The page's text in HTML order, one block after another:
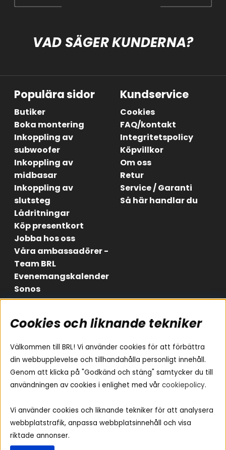
VAD SÄGER KUNDERNA?
Populära sidor
Butiker
Boka montering
Inkoppling av
subwoofer
Inkoppling av
midbasar
Inkoppling av
slutsteg
Lådritningar
Köp presentkort
Jobba hos oss
Våra ambassadörer -
Team BRL
Evenemangskalender
Sonos
Kundservice
Cookies
FAQ/kontakt
Integritetspolicy
Köpvillkor
Om oss
Retur
Service / Garanti
Så här handlar du
Områden
Billjud
Hemmaljud
Medarbetare
Vad passar i min bil
Yamaha Musiccast
Ljud till A-traktorn
Ljud till båten
Ljud till lastbil
Ljus till A-traktorn
Följ oss
Instagram
Facebook
Youtube
Cookies och liknande tekniker
Välkommen till BRL! Vi använder cookies för att förbättra
din webbupplevelse och tillhandahålla personligt innehåll.
Genom att klicka på "Godkänd och stäng" samtycker du till
användningen av cookies i enlighet med vår cookiepolicy.
Vi använder cookies och liknande tekniker för att analysera
webbplatstrafik, anpassa webbplatsinnehåll och visa
riktade annonser.